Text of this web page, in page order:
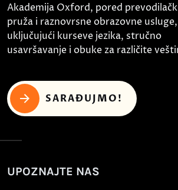
Akademija Oxford, pored
pruža i raznovrsne obrazovne usluge,
uključujući kurseve jezika, stručno
usavršavanje i obuke za različite
SARAĐUJMO!
UPOZNAJTE NAS